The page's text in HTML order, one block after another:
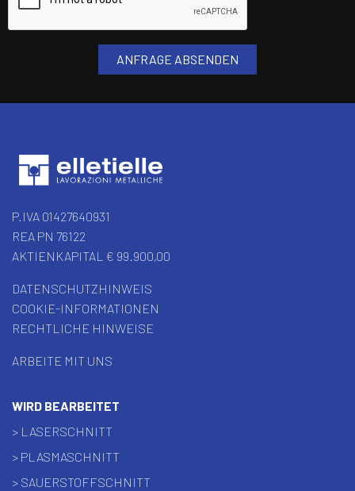
P.IVA 01427640931
REA PN 76122
AKTIENKAPITAL € 99.900,00
DATENSCHUTZHINWEIS
COOKIE-INFORMATIONEN
RECHTLICHE HINWEISE
ARBEITE MIT UNS
WIRD BEARBEITET
> LASERSCHNITT
> PLASMASCHNITT
> SAUERSTOFFSCHNITT